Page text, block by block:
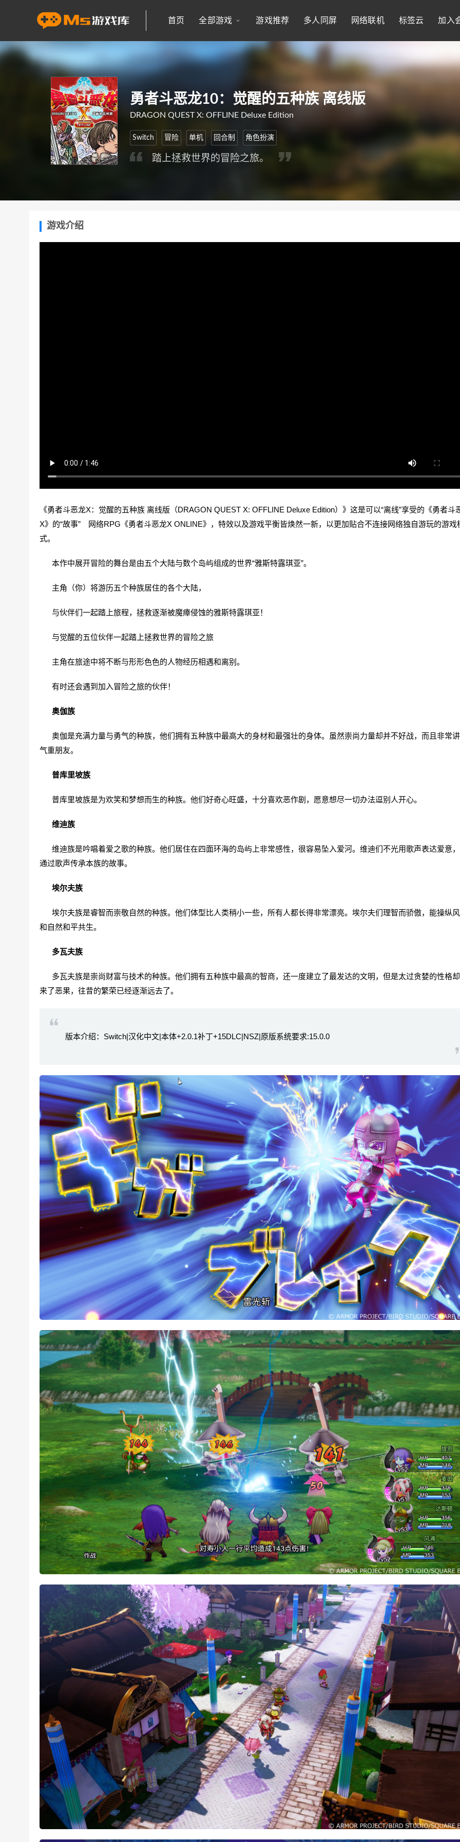
首页 全部游戏 游戏推荐 多人同屏 网络联机 标签云 加入
勇者斗恶龙10：觉醒的五种族 离线版
DRAGON QUEST X: OFFLINE Deluxe Edition
Switch 冒险 单机 回合制 角色扮演
踏上拯救世界的冒险之旅。
游戏介绍
《勇者斗恶龙X：觉醒的五种族 离线版（DRAGON QUEST X: OFFLINE Deluxe Edition）》这是可以“离线”享受的《勇者斗
X》的“故事” 网络RPG《勇者斗恶龙X ONLINE》，特效以及游戏平衡皆焕然一新，以更加贴合不连接网络独自游玩的游戏
式。
本作中展开冒险的舞台是由五个大陆与数个岛屿组成的世界“雅斯特露琪亚”。
主角（你）将游历五个种族居住的各个大陆，
与伙伴们一起踏上旅程，拯救逐渐被魔瘴侵蚀的雅斯特露琪亚！
与觉醒的五位伙伴一起踏上拯救世界的冒险之旅
主角在旅途中将不断与形形色色的人物经历相遇和离别。
有时还会遇到加入冒险之旅的伙伴！
奥伽族
奥伽是充满力量与勇气的种族，他们拥有五种族中最高大的身材和最强壮的身体。虽然崇尚力量却并不好战，而且非常
气重朋友。
普库里坡族
普库里坡族是为欢笑和梦想而生的种族。他们好奇心旺盛，十分喜欢恶作剧，愿意想尽一切办法逗别人开心。
维迪族
维迪族是吟唱着爱之歌的种族。他们居住在四面环海的岛屿上非常感性，很容易坠入爱河。维迪们不光用歌声表达爱意
通过歌声传承本族的故事。
埃尔夫族
埃尔夫族是睿智而崇敬自然的种族。他们体型比人类稍小一些，所有人都长得非常漂亮。埃尔夫们理智而骄傲，能操纵
和自然和平共生。
多瓦夫族
多瓦夫族是崇尚财富与技术的种族。他们拥有五种族中最高的智商，还一度建立了最发达的文明，但是太过贪婪的性格
来了恶果，往昔的繁荣已经逐渐远去了。
版本介绍：Switch|汉化中文|本体+2.0.1补丁+15DLC|NSZ|原版系统要求:15.0.0